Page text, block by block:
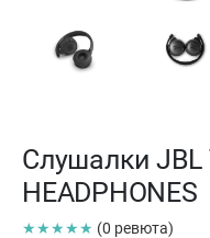
Слушалки JBL
HEADPHONES
★★★★★ (0 ревюта)